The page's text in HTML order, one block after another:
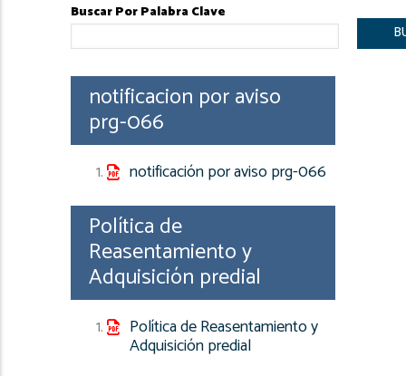
Buscar Por Palabra Clave
notificacion por aviso
prg-066
notificación por aviso prg-066
Política de
Reasentamiento y
Adquisición predial
Política de Reasentamiento y
Adquisición predial